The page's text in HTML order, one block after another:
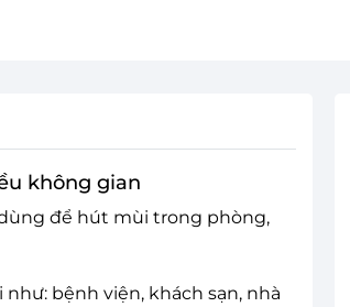
không gian
để hút mùi trong phòng,
bệnh viện, khách sạn, nhà